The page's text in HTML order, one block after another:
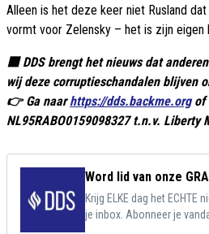
Alleen is het deze keer niet Rusland
vormt voor Zelensky – het is zijn eigen
🟥 DDS brengt het nieuws dat
wij deze corruptieschandalen blijven
👉 Ga naarhttps://dds.backme.orgof
NL95RABO0159098327 t.n.v. Liberty
Word lid van onze
Krijg ELKE dag het ECHTE
je inbox. Abonneer je